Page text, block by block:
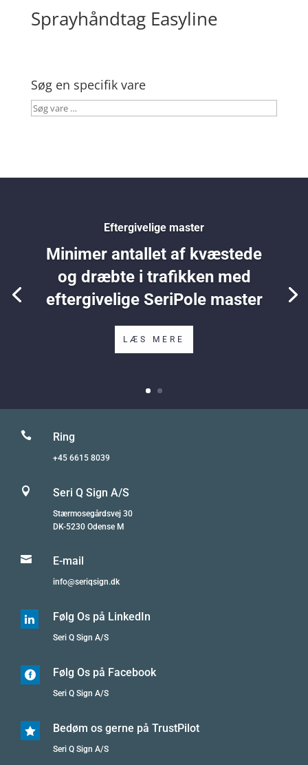
Sprayhåndtag Easyline
Søg en specifik vare
Søg
Eftergivelige master
Minimer antallet af kvæstede
og dræbte i trafikken med
eftergivelige SeriPole master
LÆS MERE
 Ring
+45 6615 8039
 Seri Q Sign A/S
Stærmosegårdsvej 30
DK-5230 Odense M
 E-mail
info@seriqsign.dk
 Følg Os på LinkedIn
Seri Q Sign A/S
 Følg Os på Facebook
Seri Q Sign A/S
 Bedøm os gerne på TrustPilot
Seri Q Sign A/S